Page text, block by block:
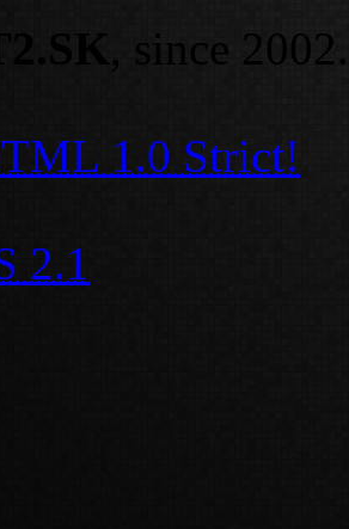
, since 2002.
1.0 Strict!
2.1